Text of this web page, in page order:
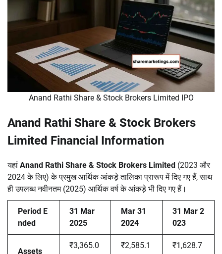
Anand Rathi Share & Stock Brokers Limited IPO
Anand Rathi Share & Stock Brokers
Limited Financial Information
यहां Anand Rathi Share & Stock Brokers Limited (2023 और
2024 के लिए) के प्रमुख आर्थिक आंकड़े तालिका प्रारूप में दिए गए हैं, साथ
ही उपलब्ध नवीनतम (2025) आर्थिक वर्ष के आंकड़े भी दिए गए हैं।
Period E
nded
31 Mar
2025
Mar 31
2024
31 Mar 2
023
Assets
₹3,365.0
₹2,585.1
₹1,628.7